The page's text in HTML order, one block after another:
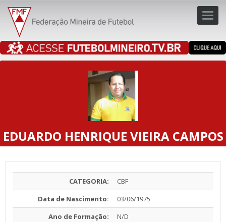
EDUARDO HENRIQUE VIEIRA CAMPOS
CATEGORIA:
CBF
Data de Nascimento:
03/06/1975
Ano de Formação:
N/D